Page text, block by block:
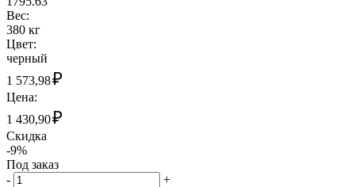
Вес:
380 кг
Цвет:
черный
1 573,98₽
Цена:
1 430,90₽
Скидка
-9%
Под заказ
-
+